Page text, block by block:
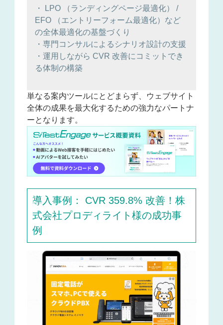
・ LPO （ランディングページ最適化） /
EFO （エントリーフォーム最適化）など
の全体最適化の基盤づくり
・専門コンサルによるシナリオ設計の支援
・運用しながら CVR 改善にコミットでき
る体制の構築
単なる案内ツールにとどまらず、ウェブサイト
全体の成果を最大化するための強力なパートナ
ーとなります。
導入事例： CVR 359.8% 改善！株
式会社プロディライト様の成功事
例